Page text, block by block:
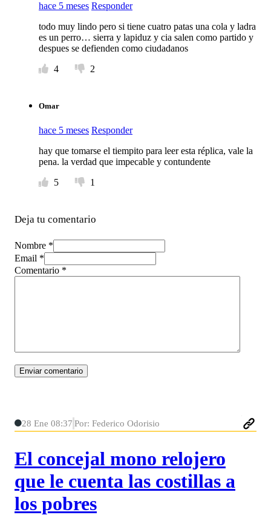
hace 5 meses Responder
todo muy lindo pero si tiene cuatro patas una cola y ladra
es un perro… sierra y lapiduz y cia salen como partido y
despues se defienden como ciudadanos
4
2
Omar
hace 5 meses Responder
hay que tomarse el tiempito para leer esta réplica, vale la
pena. la verdad que impecable y contundente
5
1
Deja tu comentario
Nombre *
Email *
Comentario *
28 Ene 08:37 Por: Federico Odorisio
El concejal mono relojero
que le cuenta las costillas a
los pobres